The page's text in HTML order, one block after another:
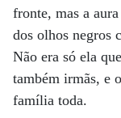
fronte, mas a
dos olhos negros
Não era só ela
também irmãs, e
família toda.